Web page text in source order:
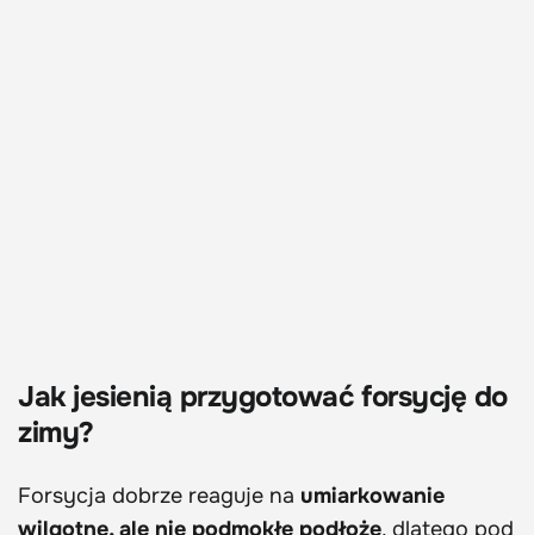
Jak jesienią przygotować forsycję do
zimy?
Forsycja dobrze reaguje na umiarkowanie
wilgotne, ale nie podmokłe podłoże, dlatego pod